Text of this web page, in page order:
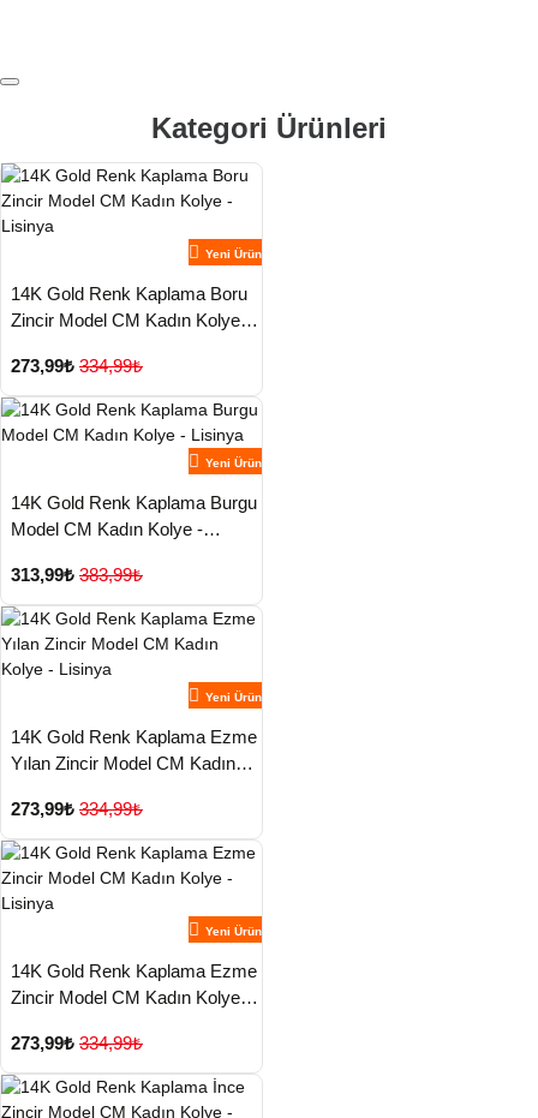
Kategori Ürünleri
Yeni Ürün
14K Gold Renk Kaplama Boru
Zincir Model CM Kadın Kolye -
273,99₺ 334,99₺
Yeni Ürün
14K Gold Renk Kaplama Burgu
Model CM Kadın Kolye -
313,99₺ 383,99₺
Yeni Ürün
14K Gold Renk Kaplama Ezme
Yılan Zincir Model CM Kadın
273,99₺ 334,99₺
Yeni Ürün
14K Gold Renk Kaplama Ezme
Zincir Model CM Kadın Kolye -
273,99₺ 334,99₺